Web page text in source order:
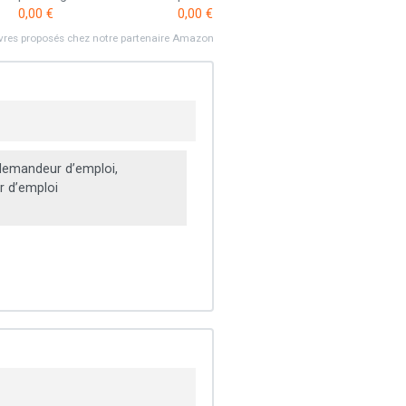
0,00 €
0,00 €
proposés chez notre partenaire Amazon
d’emploi,
d’emploi